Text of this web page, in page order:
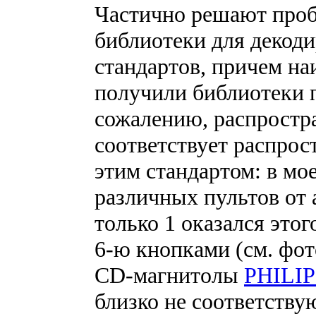
Частично решают
библиотеки для
стандартов, причем
получили библиотеки
сожалению,
соответствует
этим стандартом: в
различных пультов
только 1 оказался
6-ю кнопками (см.
CD-магнитолы
близко не